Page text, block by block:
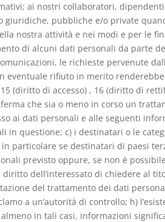
ai nostri collaboratori,
giuridiche, pubbliche e/o private
nostra attività e nei modi e per le
di alcuni dati personali da parte
le richieste pervenute
eventuale rifiuto in merito
(diritto di accesso) , 16 (diritto di
che sia o meno in corso un
ai dati personali e alle seguenti
in questione; c) i destinatari o le
particolare se destinatari di paesi
previsto oppure, se non è
diritto dell’interessato di chiedere al
del trattamento dei dati
a un’autorità di controllo; h)
in tali casi, informazioni